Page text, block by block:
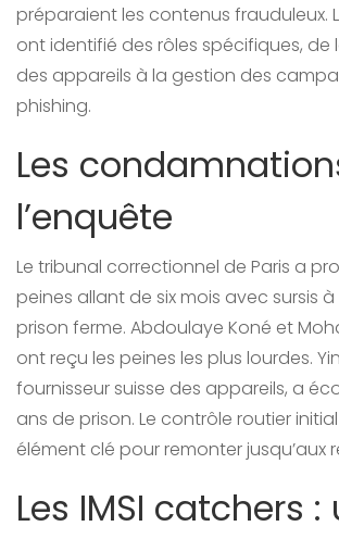
préparaient les contenus frauduleux.
ont identifié des rôles spécifiques,
des appareils à la gestion des
phishing.
Les
l’enquête
Le tribunal correctionnel de Paris a
peines allant de six mois avec sursis
prison ferme. Abdoulaye Koné et
ont reçu les peines les plus lourdes.
fournisseur suisse des appareils, a
ans de prison. Le contrôle routier
élément clé pour remonter jusqu’aux
Les IMSI catchers